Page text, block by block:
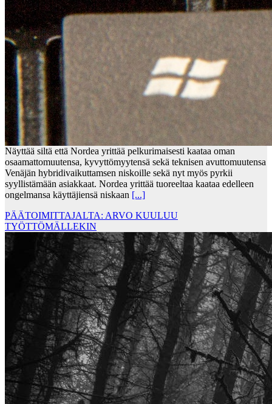
Näyttää siltä että Nordea yrittää pelkurimaisesti kaataa oman
osaamattomuutensa, kyvyttömyytensä sekä teknisen avuttomuutensa
Venäjän hybridivaikuttamsen niskoille sekä nyt myös pyrkii
syyllistämään asiakkaat. Nordea yrittää tuoreeltaa kaataa edelleen
ongelmansa käyttäjiensä niskaan [...]
PÄÄTOIMITTAJALTA: ARVO KUULUU
TYÖTTÖMÄLLEKIN